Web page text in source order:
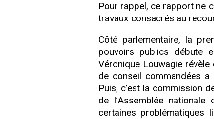
Pour rappel, ce rapport ne
travaux consacrés au
Côté parlementaire, la
pouvoirs publics débute
Véronique Louwagie
de conseil commandées
Puis, c’est la commission
de l’Assemblée
certaines